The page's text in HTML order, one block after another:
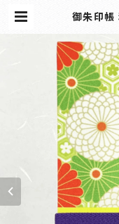
御朱印帳